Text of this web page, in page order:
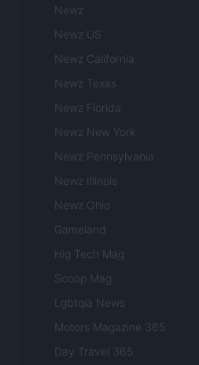
Newz
Newz US
Newz California
Newz Texas
Newz Florida
Newz New York
Newz Pennsylvania
Newz Illinois
Newz Ohio
Gameland
Hig Tech Mag
Scoop Mag
Lgbtqia News
Motors Magazine 365
Day Travel 365